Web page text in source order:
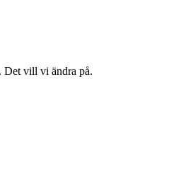
Det vill vi ändra på.